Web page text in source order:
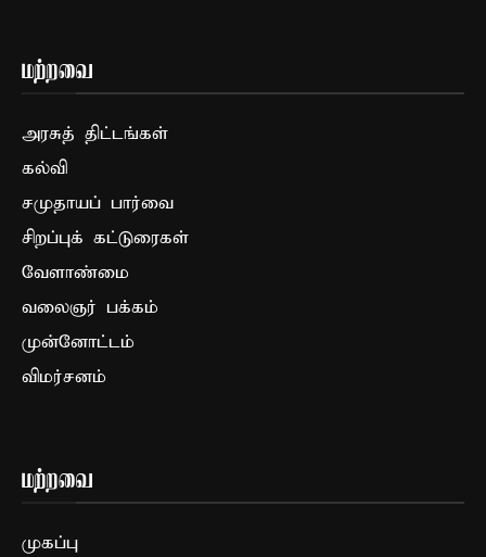
மற்றவை
அரசுத் திட்டங்கள்
கல்வி
சமுதாயப் பார்வை
சிறப்புக் கட்டுரைகள்
வேளாண்மை
வலைஞர் பக்கம்
முன்னோட்டம்
விமர்சனம்
மற்றவை
முகப்பு